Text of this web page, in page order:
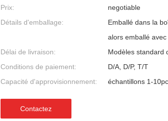
Prix:
negotiable
Détails d'emballage:
Emballé dans la
alors emballé avec
Délai de livraison:
Modèles standard
Conditions de paiement:
D/A, D/P, T/T
Capacité d'approvisionnement:
échantillons 1-
Contactez